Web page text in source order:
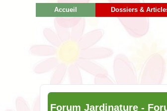
Accueil Dossiers &
Forum Jardinature -